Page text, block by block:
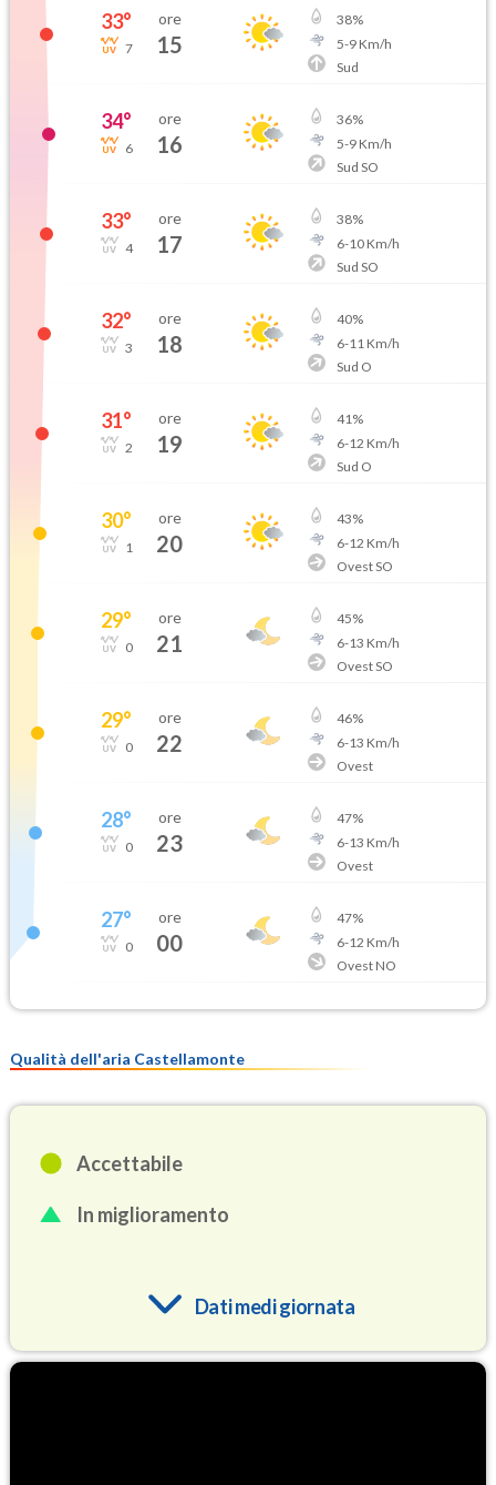
33°
7
ore
15
38%
5-9Km/h
Sud
34°
6
ore
16
36%
5-9Km/h
Sud SO
33°
4
ore
17
38%
6-10Km/h
Sud SO
32°
3
ore
18
40%
6-11 Km/h
Sud O
31°
2
ore
19
41%
6-12 Km/h
Sud O
30°
1
ore
20
43%
6-12 Km/h
Ovest SO
29°
0
ore
21
45%
6-13 Km/h
Ovest SO
29°
0
ore
22
46%
6-13 Km/h
Ovest
28°
0
ore
23
47%
6-13 Km/h
Ovest
27°
0
ore
00
47%
6-12 Km/h
Ovest NO
Qualità dell'aria Castellamonte
Accettabile
In miglioramento
Dati medi giornata